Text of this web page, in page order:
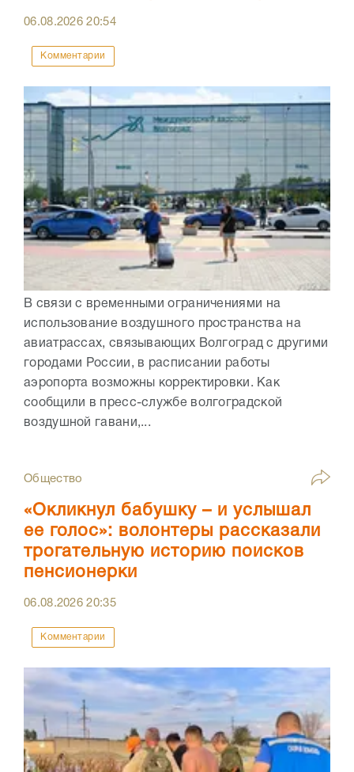
06.08.202620:54
Комментарии
В связи с временными ограничениями на
использование воздушного пространства на
авиатрассах, связывающих Волгоград с другими
городами России, в расписании работы
аэропорта возможны корректировки. Как
сообщили в пресс-службе волгоградской
воздушной гавани,...
Общество
«Окликнул бабушку – и услышал
ее голос»: волонтеры рассказали
трогательную историю поисков
пенсионерки
06.08.202620:35
Комментарии